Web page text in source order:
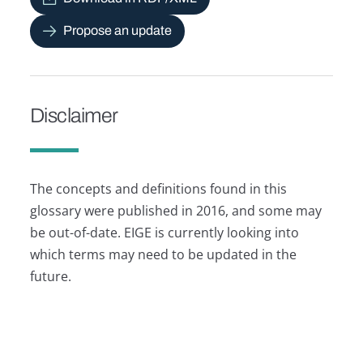
Propose an update
Disclaimer
The concepts and definitions found in this
glossary were published in 2016, and some may
be out-of-date. EIGE is currently looking into
which terms may need to be updated in the
future.